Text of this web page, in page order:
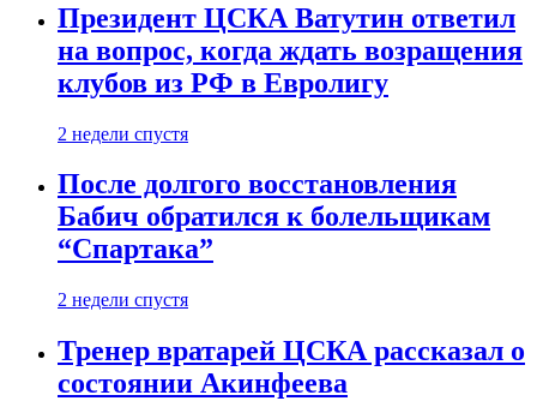
Президент ЦСКА Ватутин ответил
на вопрос, когда ждать возращения
клубов из РФ в Евролигу
2 недели спустя
После долгого восстановления
Бабич обратился к болельщикам
“Спартака”
2 недели спустя
Тренер вратарей ЦСКА рассказал о
состоянии Акинфеева